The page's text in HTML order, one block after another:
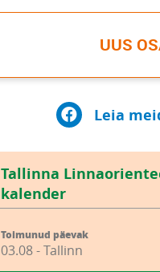
UUS
Leia
Tallinna
kalender
Toimunud päevak
03.08 - Tallinn